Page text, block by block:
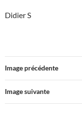
Didier S
Image précédente
Image suivante